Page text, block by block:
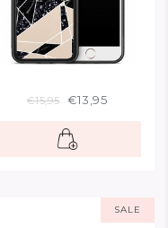
€15,95 €13,95
SALE